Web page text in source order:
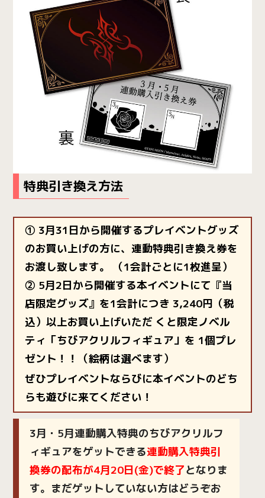
特典引き換え方法
① 3月31日から開催するプレイベントグッズ
のお買い上げの方に、連動特典引き換え券を
お渡し致します。 （1会計ごとに1枚進呈）
② 5月2日から開催する本イベントにて『当
店限定グッズ』を1会計につき 3,240円（税
込）以上お買い上げいただ くと限定ノベル
ティ「ちびアクリルフィギュア」を 1個プレ
ゼント！！（絵柄は選べます）
ぜひプレイベントならびに本イベントのどち
らも遊びに来てください！
3月・5月連動購入特典のちびアクリルフ
ィギュアをゲットできる連動購入特典引
換券の配布が4月20日(金)で終了となりま
す。まだゲットしていない方はどうぞお